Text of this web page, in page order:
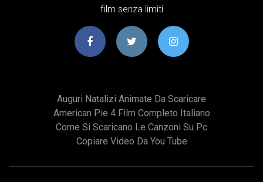
film senza limiti
Auguri Natalizi Animate Da Scaricare
American Pie 4 Film Completo Italiano
Come Si Scaricano Le Canzoni Su Pc
Copiare Video Da You Tube